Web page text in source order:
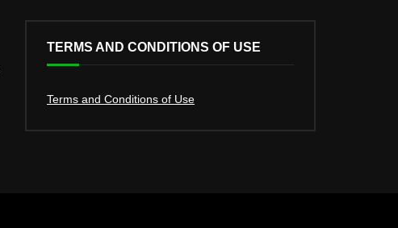
TERMS AND CONDITIONS OF USE
Terms and Conditions of Use